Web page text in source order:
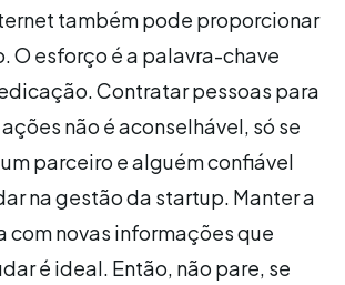
também pode proporcionar
O esforço é a palavra-chave
Contratar pessoas para
não é aconselhável, só se
parceiro e alguém confiável
na gestão da startup. Manter a
com novas informações que
é ideal. Então, não pare, se